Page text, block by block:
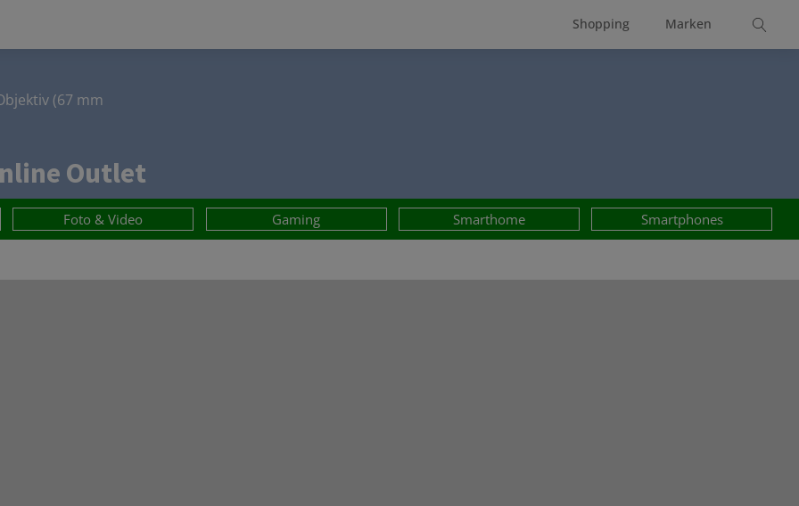
Shopping Marken
(67 mm
Outlet
Foto & Video Gaming Smarthome Smartphones